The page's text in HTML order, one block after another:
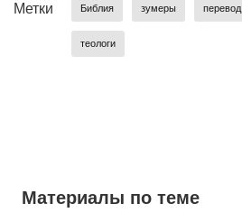
Метки Библия зумеры перевод
теологи
Материалы по теме